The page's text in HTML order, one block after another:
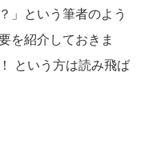
」という筆者のよう
を紹介しておきま
という方は読み飛ば